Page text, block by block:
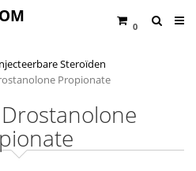
0
Steroïden
Propionate